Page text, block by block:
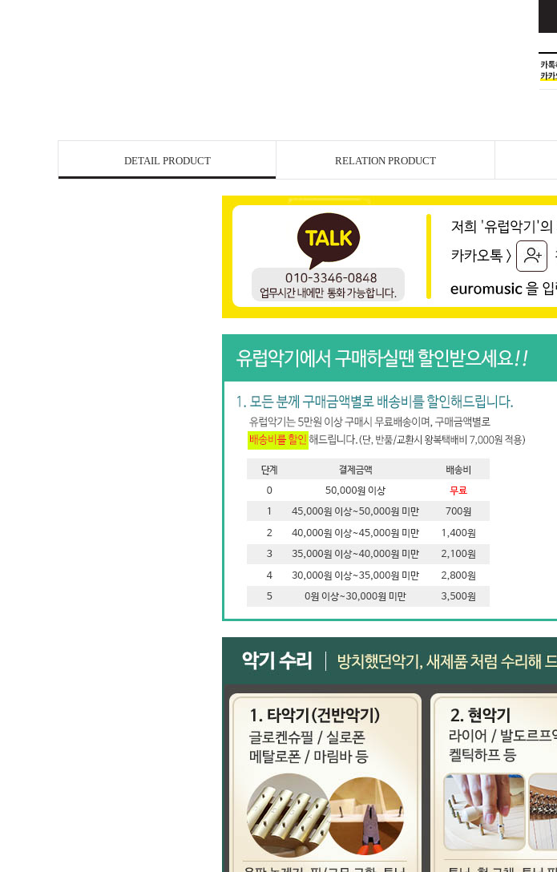
DETAIL PRODUCT RELATION PRODUCT